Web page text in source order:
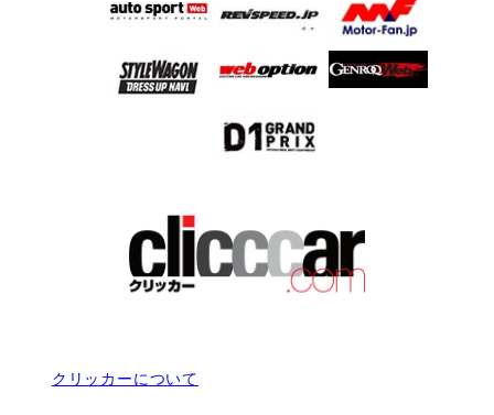
クリッカーについて